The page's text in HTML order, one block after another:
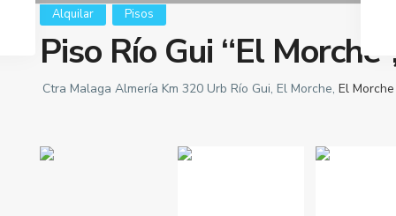
Alquilar Pisos
Piso Río Gui “El
Ctra Malaga Almería Km 320 Urb Río Gui, El Morche, El Morche